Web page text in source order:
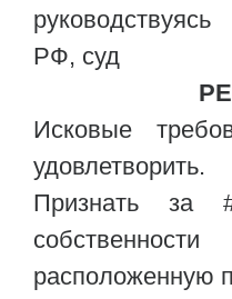
РФ, суд
Исковые
удовлетворить.
Признать за
расположенную